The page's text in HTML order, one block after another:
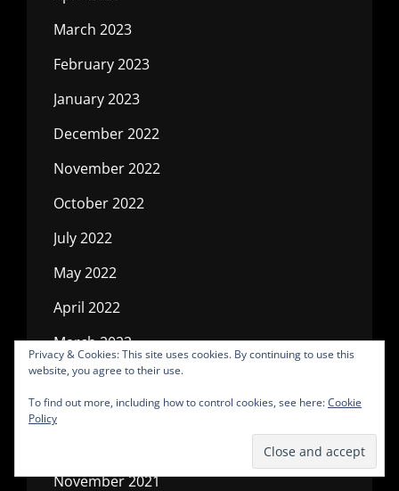
March 2023
February 2023
January 2023
December 2022
November 2022
October 2022
July 2022
May 2022
April 2022
March 2022
February 2022
January 2022
November 2021
Privacy & Cookies: This site uses cookies. By continuing to use this
website, you agree to their use.
To find out more, including how to control cookies, see here:Cookie
Policy